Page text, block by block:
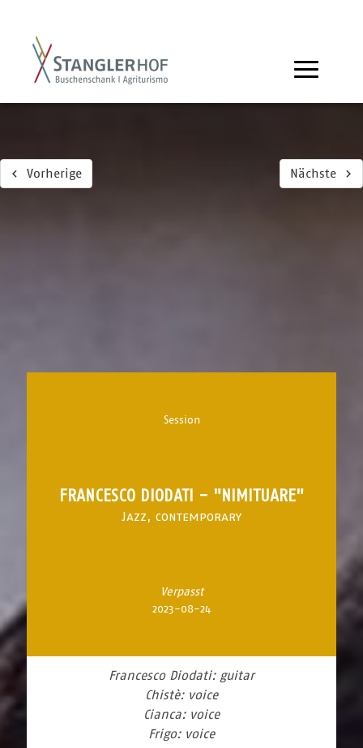
Vorherige Nächste
Session
FRANCESCO DIODATI - "NIMITUARE"
Jazz, contemporary
Verpasst
2023-08-24
Francesco Diodati: guitar
Chistè: voice
Cianca: voice
Frigo: voice